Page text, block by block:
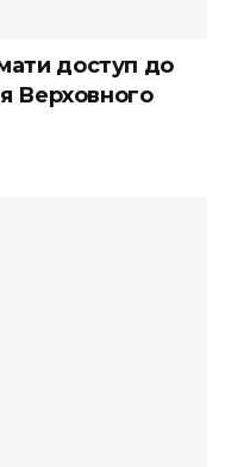
доступ до
Верховного